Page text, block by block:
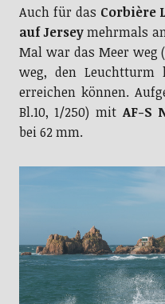
Auch für das Corbière
auf Jerseymehrmals
Mal war das Meer weg
weg, den Leuchtturm
erreichen können.
Bl.10, 1/250) mitAF-S
bei 62 mm.